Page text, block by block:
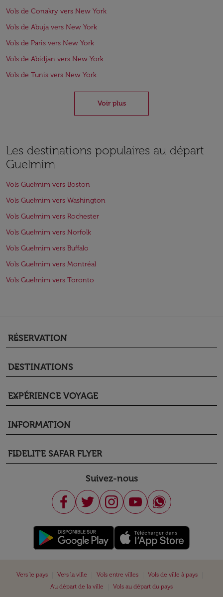
Vols de Conakry vers New York
Vols de Abuja vers New York
Vols de Paris vers New York
Vols de Abidjan vers New York
Vols de Tunis vers New York
Voir plus
Les destinations populaires au départ
Guelmim
Vols Guelmim vers Boston
Vols Guelmim vers Washington
Vols Guelmim vers Rochester
Vols Guelmim vers Norfolk
Vols Guelmim vers Buffalo
Vols Guelmim vers Montréal
Vols Guelmim vers Toronto
RÉSERVATION
keyboard_arrow_down
DESTINATIONS
keyboard_arrow_down
EXPÉRIENCE VOYAGE
keyboard_arrow_down
INFORMATION
keyboard_arrow_down
FIDELITE SAFAR FLYER
keyboard_arrow_down
Suivez-nous
Vers le pays Vers la ville Vols entre villes Vols de ville à pays
Au départ de la ville
Vols au départ du pays